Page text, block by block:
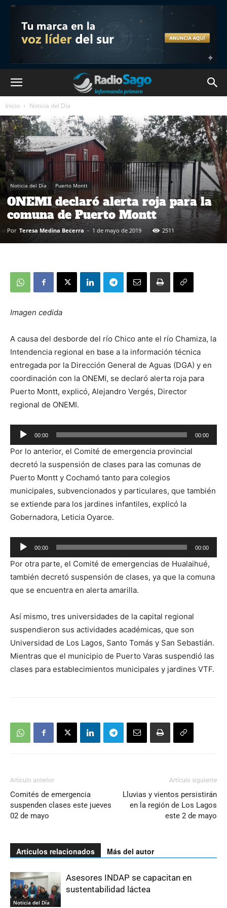
Inicio Noticia del Día
Noticia del Día Puerto Montt
ONEMI declaró alerta roja para la
comuna de Puerto Montt
Por Teresa Medina Becerra - 1 de mayo de 2019 2511
Imagen cedida
A causa del desborde del río Chico ante el río Chamiza, la
Intendencia regional en base a la información técnica
entregada por la Dirección General de Aguas (DGA) y en
coordinación con la ONEMI, se declaró alerta roja para
Puerto Montt, explicó, Alejandro Vergés, Director
regional de ONEMI.
Reproductor
de
audio
00:00 00:00
Por lo anterior, el Comité de emergencia provincial
decretó la suspensión de clases para las comunas de
Puerto Montt y Cochamó tanto para colegios
municipales, subvencionados y particulares, que también
se extiende para los jardines infantiles, explicó la
Gobernadora, Leticia Oyarce.
Reproductor
de
audio
00:00 00:00
Por otra parte, el Comité de emergencias de Hualaihué,
también decretó suspensión de clases, ya que la comuna
que se encuentra en alerta amarilla.
Así mismo, tres universidades de la capital regional
suspendieron sus actividades académicas, que son
Universidad de Los Lagos, Santo Tomás y San Sebastián.
Mientras que el municipio de Puerto Varas suspendió las
clases para establecimientos municipales y jardines VTF.
Artículo anterior
Comités de emergencia
suspenden clases este jueves
02 de mayo
Artículo siguiente
Lluvias y vientos persistirán
en la región de Los Lagos
este 2 de mayo
Artículos relacionados Más del autor
Noticia del Día
Asesores INDAP se capacitan en
sustentabilidad láctea